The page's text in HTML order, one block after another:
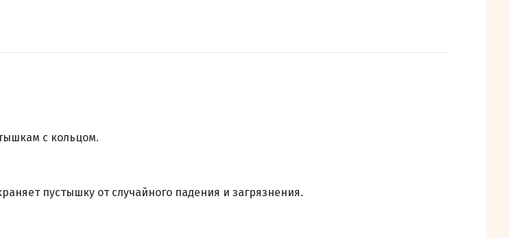
с кольцом.
пустышку от случайного падения и загрязнения.